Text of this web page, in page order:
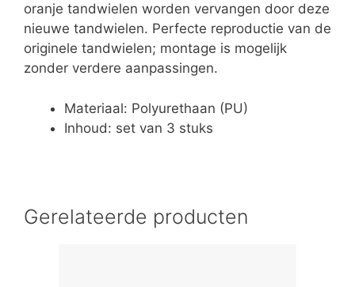
oranje tandwielen worden vervangen door deze
nieuwe tandwielen. Perfecte reproductie van de
originele tandwielen; montage is mogelijk
zonder verdere aanpassingen.
Materiaal: Polyurethaan (PU)
Inhoud: set van 3 stuks
Gerelateerde producten